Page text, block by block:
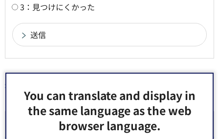
You can translate and display in
the same language as the web
browser language.
3：見つけにくかった
同じ分類から探す
会議の記録